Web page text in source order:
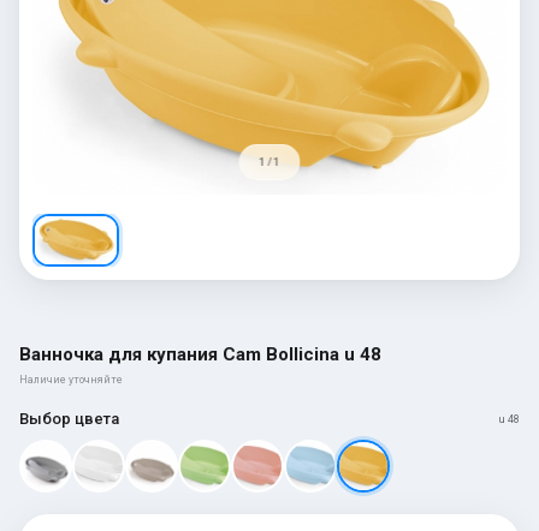
1 / 1
Ванночка для купания Cam Bollicina u 48
Наличие уточняйте
Выбор цвета u 48